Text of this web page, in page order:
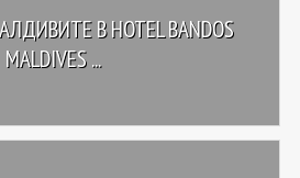
В HOTEL BANDOS
MALDIVES ...